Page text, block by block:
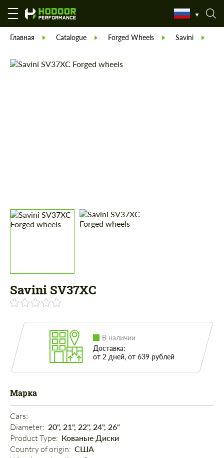
Главная Catalogue Forged Wheels Savini
Savini SV37XC
В наличии
Доставка:
от 2 дней, от 639 рублей
Марка
Cars:
Diameter: 20", 21", 22", 24", 26"
Product Type: Кованые Диски
Country of origin: США